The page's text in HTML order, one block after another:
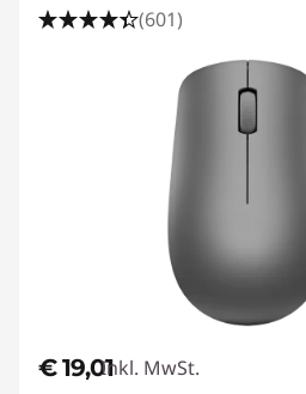
(601)
€ 19,01Inkl. MwSt.